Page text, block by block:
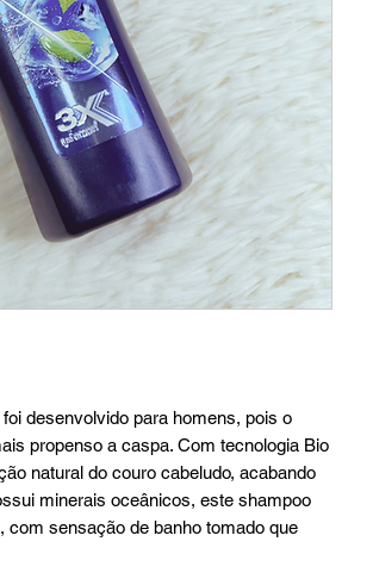
desenvolvido para homens, pois o
propenso a caspa. Com tecnologia Bio
natural do couro cabeludo, acabando
minerais oceânicos, este shampoo
sensação de banho tomado que